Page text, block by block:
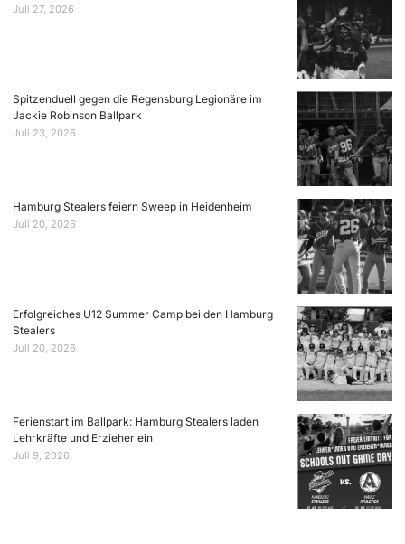
Juli 27, 2026
Spitzenduell gegen die Regensburg Legionäre im
Jackie Robinson Ballpark
Juli 23, 2026
Hamburg Stealers feiern Sweep in Heidenheim
Juli 20, 2026
Erfolgreiches U12 Summer Camp bei den Hamburg
Stealers
Juli 20, 2026
Ferienstart im Ballpark: Hamburg Stealers laden
Lehrkräfte und Erzieher ein
Juli 9, 2026